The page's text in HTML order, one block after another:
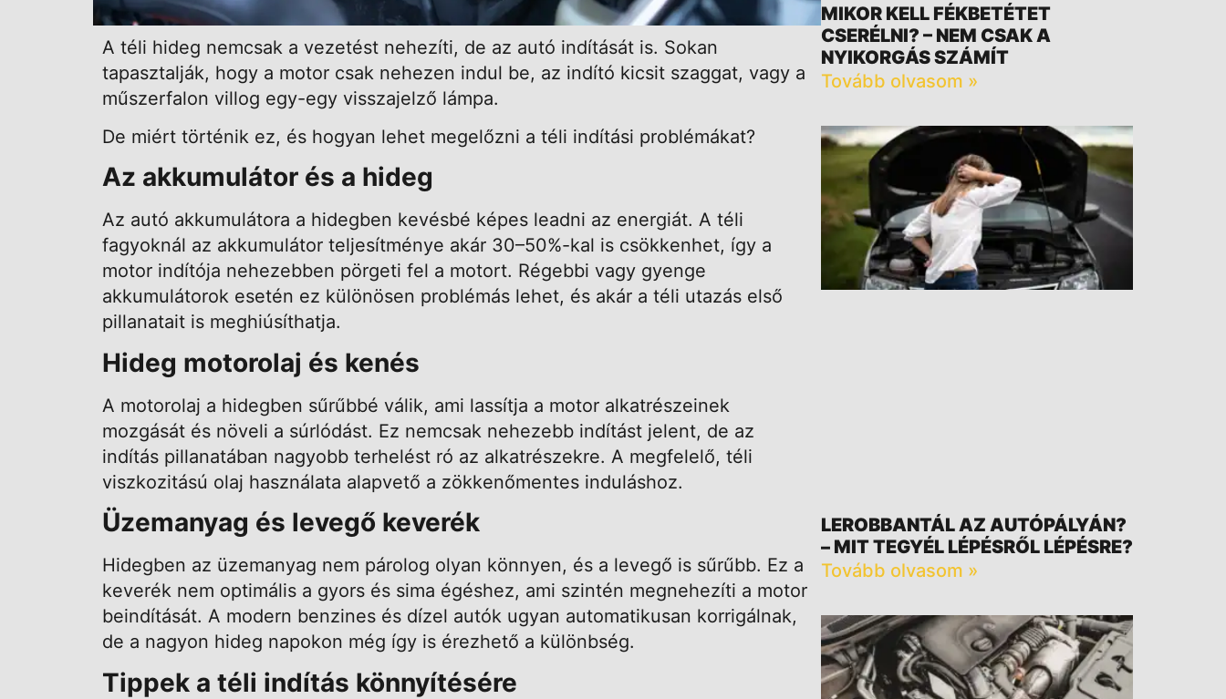
A téli hideg nemcsak a vezetést nehezíti, de az autó indítását is. Sokan
tapasztalják, hogy a motor csak nehezen indul be, az indító kicsit szaggat, vagy a
műszerfalon villog egy-egy visszajelző lámpa.
De miért történik ez, és hogyan lehet megelőzni a téli indítási problémákat?
Az akkumulátor és a hideg
Az autó akkumulátora a hidegben kevésbé képes leadni az energiát. A téli
fagyoknál az akkumulátor teljesítménye akár 30–50%-kal is csökkenhet, így a
motor indítója nehezebben pörgeti fel a motort. Régebbi vagy gyenge
akkumulátorok esetén ez különösen problémás lehet, és akár a téli utazás első
pillanatait is meghiúsíthatja.
Hideg motorolaj és kenés
A motorolaj a hidegben sűrűbbé válik, ami lassítja a motor alkatrészeinek
mozgását és növeli a súrlódást. Ez nemcsak nehezebb indítást jelent, de az
indítás pillanatában nagyobb terhelést ró az alkatrészekre. A megfelelő, téli
viszkozitású olaj használata alapvető a zökkenőmentes induláshoz.
Üzemanyag és levegő keverék
Hidegben az üzemanyag nem párolog olyan könnyen, és a levegő is sűrűbb. Ez a
keverék nem optimális a gyors és sima égéshez, ami szintén megnehezíti a motor
beindítását. A modern benzines és dízel autók ugyan automatikusan korrigálnak,
de a nagyon hideg napokon még így is érezhető a különbség.
Tippek a téli indítás könnyítésére
MIKOR KELL FÉKBETÉTET
CSERÉLNI? – NEM CSAK A
NYIKORGÁS SZÁMÍT
Tovább olvasom »
LEROBBANTÁL AZ AUTÓPÁLYÁN?
– MIT TEGYÉL LÉPÉSRŐL LÉPÉSRE?
Tovább olvasom »